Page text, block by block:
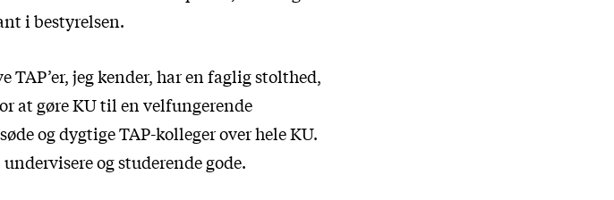
i bestyrelsen.
jeg kender, har en faglig stolthed,
at gøre KU til en velfungerende
og dygtige TAP-kolleger over hele KU.
og studerende gode.